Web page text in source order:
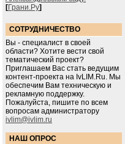
[Грани.Ру]
СОТРУДНИЧЕСТВО
Вы - специалист в своей
области? Хотите вести свой
тематический проект?
Приглашаем Вас стать ведущим
контент-проекта на IvLIM.Ru. Мы
обеспечим Вам техническую и
рекламную поддержку.
Пожалуйста, пишите по всем
вопросам администратору
ivlim@ivlim.ru
НАШ ОПРОС